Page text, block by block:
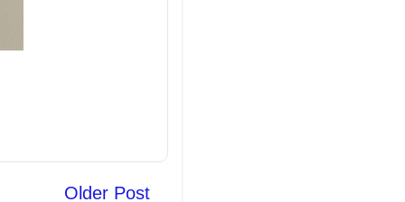
Older Post